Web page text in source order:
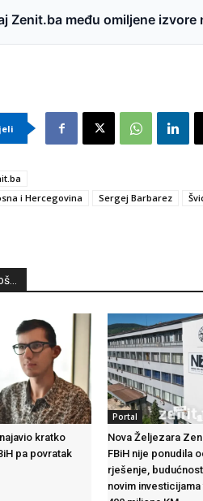
Zenit.ba među omiljene izvore
i Hercegovina Sergej Barbarez
kratko
pa povratak
Portal
Nova Željezara
FBiH nije ponudila
rješenje,
novim